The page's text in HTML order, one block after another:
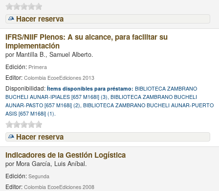
Hacer reserva
IFRS/NIIF Plenos: A su alcance, para facilitar su
implementación
por Mantilla B., Samuel Alberto.
Edición: Primera
Editor:Colombia EcoeEdiciones 2013
Disponibilidad:Ítems disponibles para préstamo:BIBLIOTECA ZAMBRANO
BUCHELI AUNAR-IPIALES [657 M168I] (3), BIBLIOTECA ZAMBRANO BUCHELI
AUNAR-PASTO [657 M168i] (2), BIBLIOTECA ZAMBRANO BUCHELI AUNAR-PUERTO
ASIS [657 M168i] (1).
Hacer reserva
Indicadores de la Gestión Logística
por Mora García, Luis Aníbal.
Edición:Segunda
Editor:Colombia EcoeEdiciones 2008